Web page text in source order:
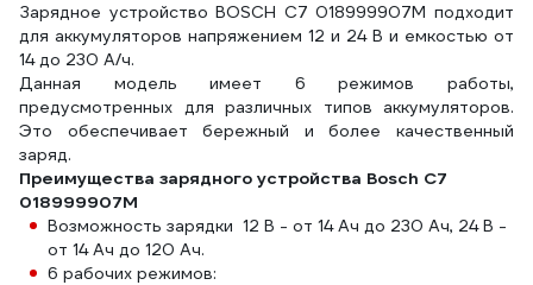
Зарядное устройство BOSСН С7 018999907M подходит
для аккумуляторов напряжением 12 и 24 В и емкостью от
14 до 230 А/ч.
Данная модель имеет 6 режимов работы,
предусмотренных для различных типов аккумуляторов.
Это обеспечивает бережный и более качественный
заряд.
Преимущества зарядного устройства Bosch С7
018999907M
Возможность зарядки 12 В - от 14 Ач до 230 Ач, 24 В -
от 14 Ач до 120 Ач.
6 рабочих режимов: